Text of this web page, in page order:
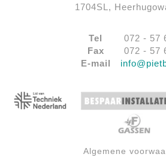
1704SL,
Tel
072 - 57
Fax
072 - 57
E-mail
Algemene